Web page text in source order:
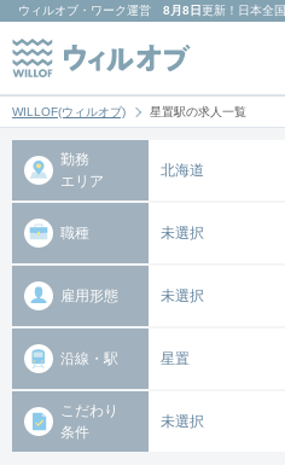
ウィルオブ・ワーク運営 8月8日更新！日本全国
WILLOF(ウィルオブ) 星置駅の求人一覧
勤務
エリア
北海道
職種 未選択
雇用形態 未選択
沿線・駅 星置
こだわり
条件
未選択